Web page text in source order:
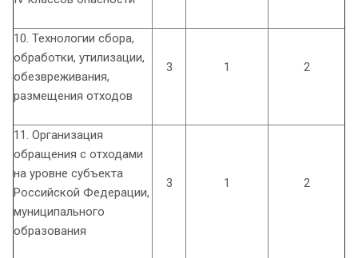
10. Технологии сбора,
обработки, утилизации,
обезвреживания,
размещения отходов
3 1 2
11. Организация
обращения с отходами
на уровне субъекта
Российской Федерации,
муниципального
образования
3 1 2